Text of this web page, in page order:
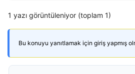
1 yazı görüntüleniyor (toplam 1)
Bu konuyu yanıtlamak için giriş yapmış